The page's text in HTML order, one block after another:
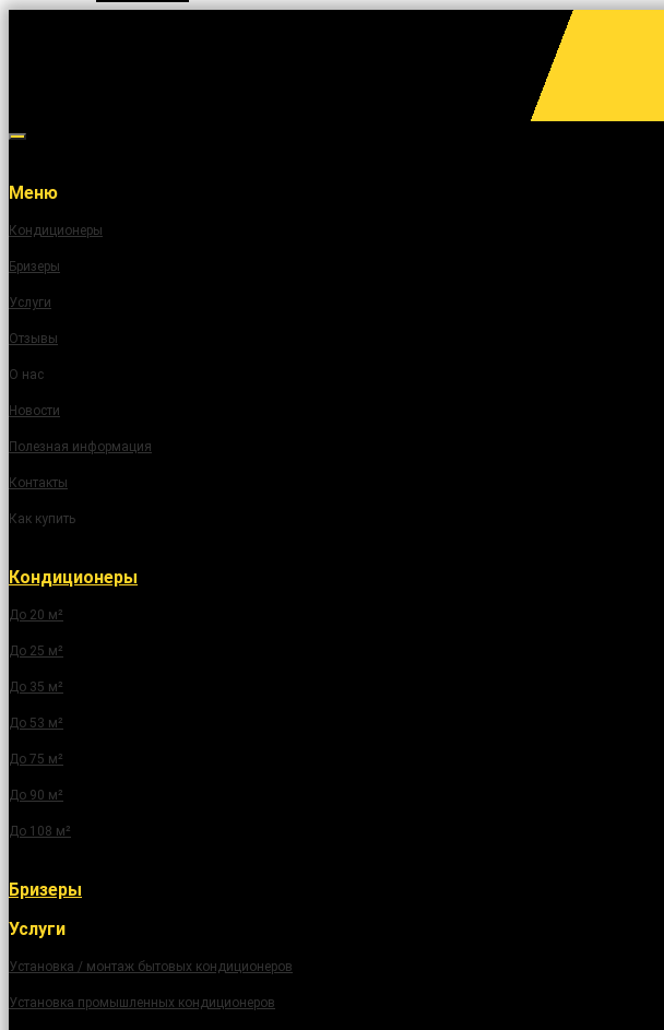
Меню
Кондиционеры
Бризеры
Услуги
Отзывы
О нас
Новости
Полезная информация
Контакты
Как купить
Кондиционеры
До 20 м²
До 25 м²
До 35 м²
До 53 м²
До 75 м²
До 90 м²
До 108 м²
Бризеры
Услуги
Установка / монтаж бытовых кондиционеров
Установка промышленных кондиционеров